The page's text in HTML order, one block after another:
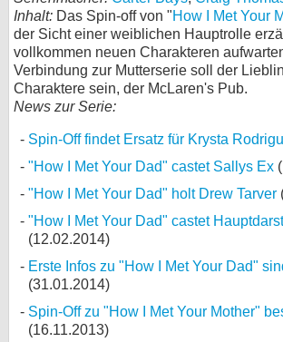
Inhalt: Das Spin-off von "How I Met Your
der Sicht einer weiblichen Hauptrolle
vollkommen neuen Charakteren
Verbindung zur Mutterserie soll der
Charaktere sein, der McLaren's Pub.
News zur Serie:
Spin-Off findet Ersatz für Krysta
"How I Met Your Dad" castet Sallys Ex
"How I Met Your Dad" holt Drew Tarver
"How I Met Your Dad" castet
(12.02.2014)
Erste Infos zu "How I Met Your Dad"
(31.01.2014)
Spin-Off zu "How I Met Your Mother"
(16.11.2013)